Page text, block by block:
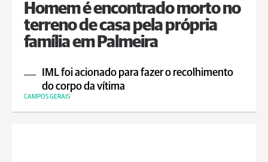
Homem é encontrado morto no
terreno de casa pela própria
família em Palmeira
IML foi acionado para fazer o recolhimento
do corpo da vítima
CAMPOS GERAIS